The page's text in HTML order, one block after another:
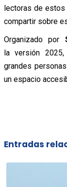
lectoras de estos
compartir sobre
Organizado por
la versión
grandes
un espacio
Entradas